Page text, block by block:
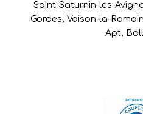
Saint-Saturnin-les-
Gordes, Vaison-la-
Apt,